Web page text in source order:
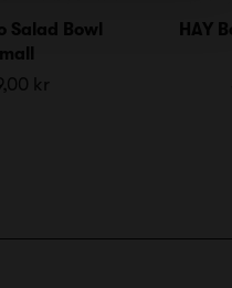
Salad Bowl
kr
HAY